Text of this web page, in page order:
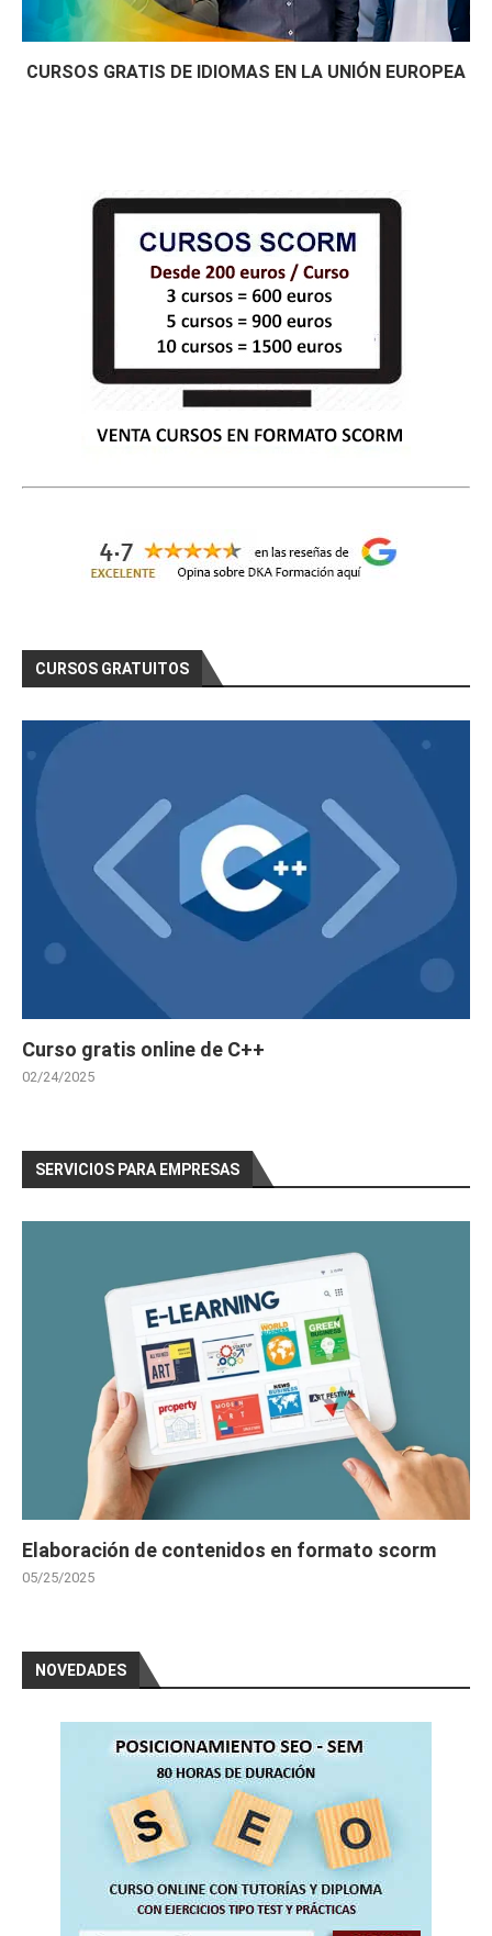
CURSOS GRATIS DE IDIOMAS EN LA UNIÓN EUROPEA
CURSOS GRATUITOS
Curso gratis online de C++
02/24/2025
SERVICIOS PARA EMPRESAS
Elaboración de contenidos en formato scorm
05/25/2025
NOVEDADES